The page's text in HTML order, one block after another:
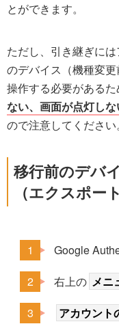
とができます。
ただし、引き継ぎに
のデバイス（機種変
操作する必要があるた
ない、画面が点灯し
ので注意してください。
移行前のデバ
（エクスポー
Google
右上の メニ
アカウント